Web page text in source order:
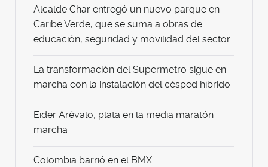
Alcalde Char entregó un nuevo parque en
Caribe Verde, que se suma a obras de
educación, seguridad y movilidad del sector
La transformación del Supermetro sigue en
marcha con la instalación del césped híbrido
Eider Arévalo, plata en la media maratón
marcha
Colombia barrió en el BMX